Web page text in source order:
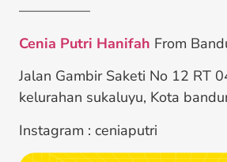
—————
Cenia Putri Hanifah From
Jalan Gambir Saketi No 12 RT
kelurahan sukaluyu, Kota
Instagram : ceniaputri